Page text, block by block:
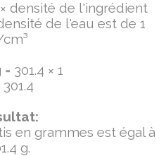
densité de l'ingrédient
de l'eau est de 1
301.4 × 1
301.4
en grammes est égal à
g.